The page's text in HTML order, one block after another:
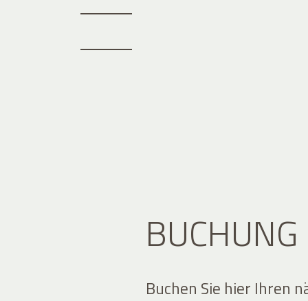
BUCHUNG
Buchen Sie hier Ihren